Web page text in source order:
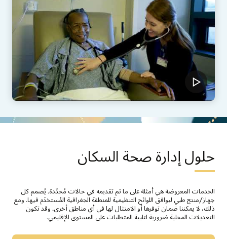
حلول إدارة صحة السكان
الخدمات المعروضة هي أمثلة على ما تم تقديمه في حالات مُحدّدة. يُصمم كل
جهاز/منتج طبي ليوافق اللوائح التنظيمية للمنطقة الجغرافية المُستخدَم فيها. ومع
ذلك، لا يمكننا ضمان توفرها أو الامتثال لها في أي مناطق أخرى. وقد تكون
التعديلات المحلية ضرورية لتلبية المتطلبات على المستوى الإقليمي.